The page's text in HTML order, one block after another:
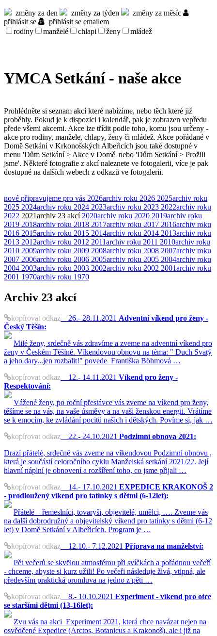
změny za den změny za týden
změny za měsíc
přihlásit se
přihlásit se emailem
rodiny
manželé chlapi ženy mládež
YMCA Setkání - naše akce
Prohlédněte si seznam akcí které nabízíme, nebo těch které již
proběhly. Pokud je k dispozici i kalendář, pak je zobrazen vepředu
přede všemi akcemi. Akce lze třídit podle toho, komu jsou určeny -
akce pro rodiny, manžele, chlapy, ženy či mládež. Akce pořádané v
Domě Setkání v Krkonošských Albeřicích jsou také dostupné v
menu 'Dům Setkání > Akce v Domě' nebo 'Dům Setkání > Prožili
jsme'. Některé fotografie z akcí naleznete ve fotogalerii, více je pak
dostupné na dalších webech z odkazů ve fotogalerii.
nové připravujeme pro vás 2026archiv roku 2026 2025archiv roku
2025 2024archiv roku 2024 2023archiv roku 2023 2022archiv roku
2022 2021archiv 23 akcí 2020archiv roku 2020 2019archiv roku
2019 2018archiv roku 2018 2017archiv roku 2017 2016archiv roku
2016 2015archiv roku 2015 2014archiv roku 2014 2013archiv roku
2013 2012archiv roku 2012 2011archiv roku 2011 2010archiv roku
2010 2009archiv roku 2009 2008archiv roku 2008 2007archiv roku
2007 2006archiv roku 2006 2005archiv roku 2005 2004archiv roku
2004 2003archiv roku 2003 2002archiv roku 2002 2001archiv roku
2001 1970archiv roku 1970
Archiv 23 akcí
kopírovat odkaz 26.- 28.11.2021 Adventní víkend pro ženy -
Český Těšín:
Milé ženy, srdečně vás zdravíme a zveme na adventní víkend pro
ženy v Českém Těšíně. Víkendovou obnovu na téma: " Duch Svatý
a jeho dary...jen rozbalit!" povede Františka Böhmová …
kopírovat odkaz 12.- 14.11.2021 Víkend pro ženy -
Respektování:
Vážené ženy, po roční přestávce vás zveme na víkend pro ženy,
těšíme se na vás, na vaše úsměvy a na vaši ženskou energii. Vrátíme
se k emocím, ke zvládání pocitů našich i dětských. Povíme si, jak …
kopírovat odkaz 22.- 24.10.2021 Podzimní obnova 2021:
Drazí přátelé, srdečně vás zveme na víkendovou Podzimní obnovu ,
která je součástí celoročního cyklu Manželská setkání 2021/22. Její
hlavní náplní je obnovení a rozšíření toho, co jsme přijali …
kopírovat odkaz 14.- 17.10.2021 EXPEDICE KRAKONOŠ 2
- prodloužený víkend pro tatínky s dětmi (6-12let):
Přátelé – řemeslníci, tovaryši, objevitelé, umělci, …. Zveme vás
na další dobrodružný a objevitelský víkend pro tatínky s dětmi (6-12
let) v Domě Setkání v Albeřicích. Program je …
kopírovat odkaz 12.10.- 7.12.2021 Příprava na manželství:
Pět večerů se skvělou atmosférou při svíčkách a pořádnou večeří
- chceme, abyste si kurz užili! Po večeři následuje živá, vtipná, ale
především praktická promluva na jedno z pěti …
kopírovat odkaz 8.- 10.10.2021 Experiment - víkend pro otce
se staršími dětmi (13-16let):
Zvu vás na akci Experiment 2021, která chce navázat nejen na
osvědčené Expedice (Arctos, Botanicus a Krakonoš), ale i již na